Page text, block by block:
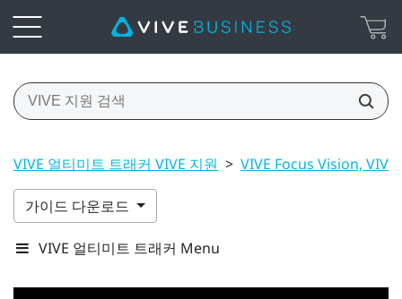
VIVE 얼티미트 트래커 VIVE 지원 > VIVE Focus Vision,
가이드 다운로드
VIVE 얼티미트 트래커 Menu